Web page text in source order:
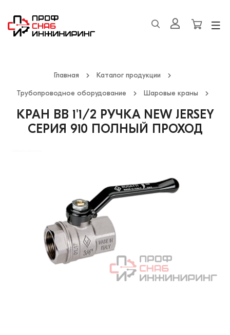
Главная Каталог продукции
Трубопроводное оборудование Шаровые краны
КРАН ВВ 1'1/2 РУЧКА NEW JERSEY
СЕРИЯ 910 ПОЛНЫЙ ПРОХОД